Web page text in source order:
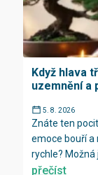
Když hlava
uzemnění a
5. 8. 2026
Znáte ten
emoce bouří a
rychle? Možná
přečíst